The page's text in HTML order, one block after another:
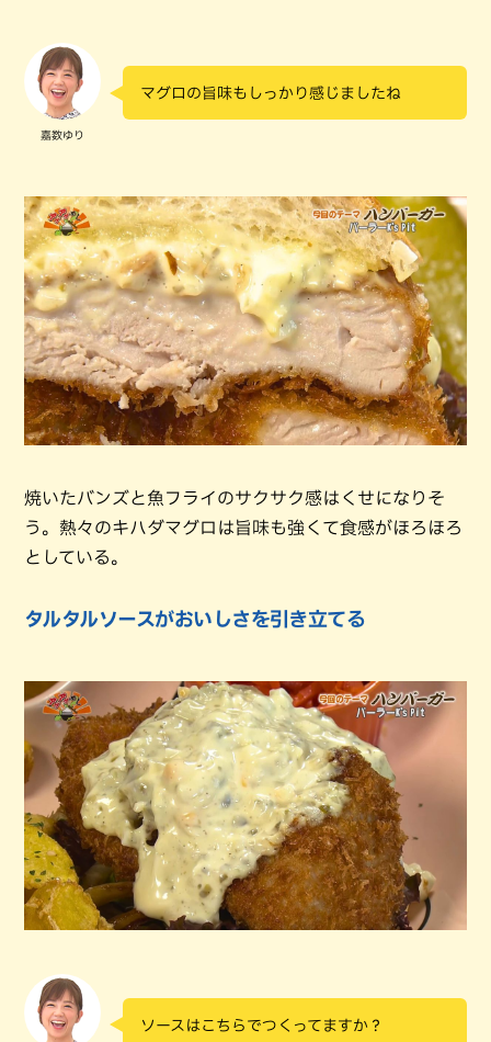
嘉数ゆり
マグロの旨味もしっかり感じましたね
焼いたバンズと魚フライのサクサク感はくせになりそ
う。熱々のキハダマグロは旨味も強くて食感がほろほろ
としている。
タルタルソースがおいしさを引き立てる
ソースはこちらでつくってますか？